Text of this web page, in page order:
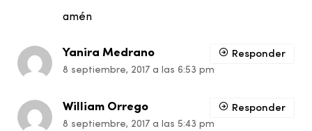
amén
Yanira Medrano
8 septiembre, 2017 a las 6:53 pm
Responder
William Orrego
8 septiembre, 2017 a las 5:43 pm
Responder